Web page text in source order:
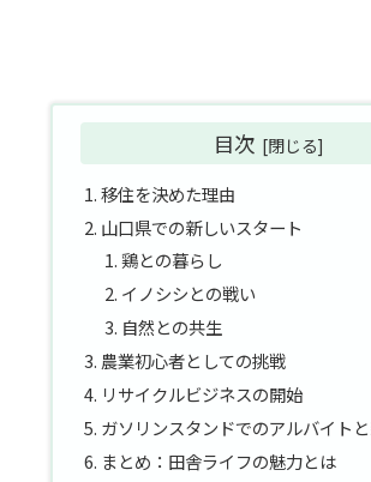
目次
移住を決めた理由
山口県での新しいスタート
鶏との暮らし
イノシシとの戦い
自然との共生
農業初心者としての挑戦
リサイクルビジネスの開始
ガソリンスタンドでのアルバイト
まとめ：田舎ライフの魅力とは